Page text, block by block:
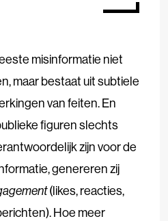
misinformatie niet
maar bestaat uit subtiele
van feiten. En
figuren slechts
zijn voor de
genereren zij
(likes, reacties,
Hoe meer